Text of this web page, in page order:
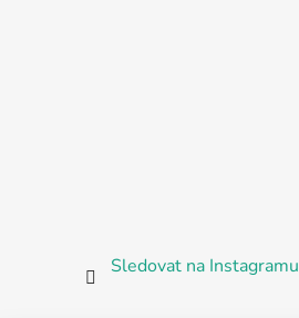
Sledovat na Instagramu